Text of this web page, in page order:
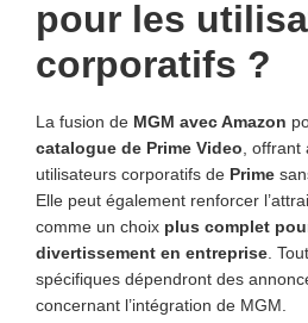
pour les
corporatifs ?
La fusion de MGM avec Amazon
catalogue de Prime Video, offrant
utilisateurs corporatifs de Prime
Elle peut également renforcer
comme un choix plus complet
divertissement en entreprise.
spécifiques dépendront des
concernant l’intégration de MGM.